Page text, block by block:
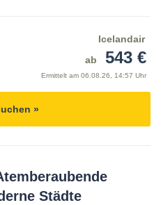
Icelandair
ab
543 €
Ermittelt am 06.08.26, 14:57 Uhr
»
Städte